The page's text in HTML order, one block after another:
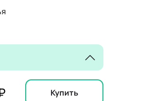
Купить